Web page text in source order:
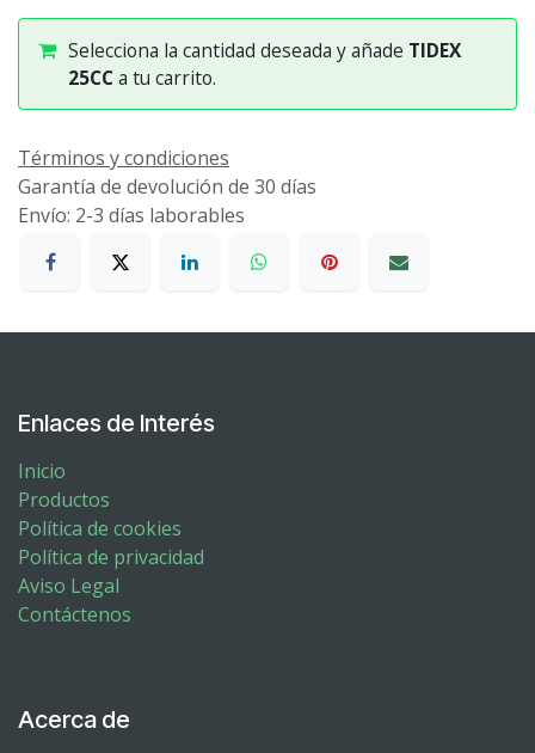
Selecciona la cantidad deseada y añade TIDEX
25CCa tu carrito.
Términos y condiciones
Garantía de devolución de 30 días
Envío: 2-3 días laborables
Enlaces de Interés
Inicio
Productos
Política de cookies
Política de privacidad
Aviso Legal
Contáctenos
Acerca de